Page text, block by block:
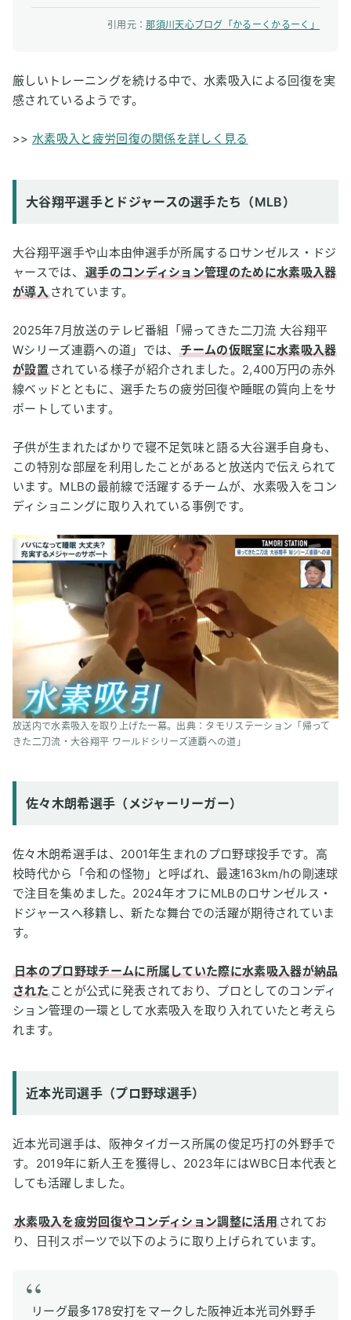
引用元：那須川天心ブログ「かるーくかるーく」
厳しいトレーニングを続ける中で、水素吸入による回復を実
感されているようです。
>> 水素吸入と疲労回復の関係を詳しく見る
大谷翔平選手とドジャースの選手たち（MLB）
大谷翔平選手や山本由伸選手が所属するロサンゼルス・ドジ
ャースでは、
選手のコンディション管理のために水素吸入器
が導入されています。
2025年7月放送のテレビ番組「帰ってきた二刀流 大谷翔平
Wシリーズ連覇への道」では、チームの仮眠室に水素吸入器
が設置されている様子が紹介されました。2,400万円の赤外
線ベッドとともに、選手たちの疲労回復や睡眠の質向上をサ
ポートしています。
子供が生まれたばかりで寝不足気味と語る大谷選手自身も、
この特別な部屋を利用したことがあると放送内で伝えられて
います。MLBの最前線で活躍するチームが、水素吸入をコン
ディショニングに取り入れている事例です。
放送内で水素吸入を取り上げた一幕。出典：タモリステーション「帰って
きた二刀流・大谷翔平 ワールドシリーズ連覇への道」
佐々木朗希選手（メジャーリーガー）
佐々木朗希選手は、2001年生まれのプロ野球投手です。高
校時代から「令和の怪物」と呼ばれ、最速163km/hの剛速球
で注目を集めました。2024年オフにMLBのロサンゼルス・
ドジャースへ移籍し、新たな舞台での活躍が期待されていま
す。
日本のプロ野球チームに所属していた際に水素吸入器が納品
されたことが公式に発表されており、プロとしてのコンディ
ション管理の一環として水素吸入を取り入れていたと考えら
れます。
近本光司選手（プロ野球選手）
近本光司選手は、阪神タイガース所属の俊足巧打の外野手で
す。2019年に新人王を獲得し、2023年にはWBC日本代表と
しても活躍しました。
水素吸入を疲労回復やコンディション調整に活用 されてお
り、日刊スポーツで以下のように取り上げられています。
リーグ最多178安打をマークした阪神近本光司外野手